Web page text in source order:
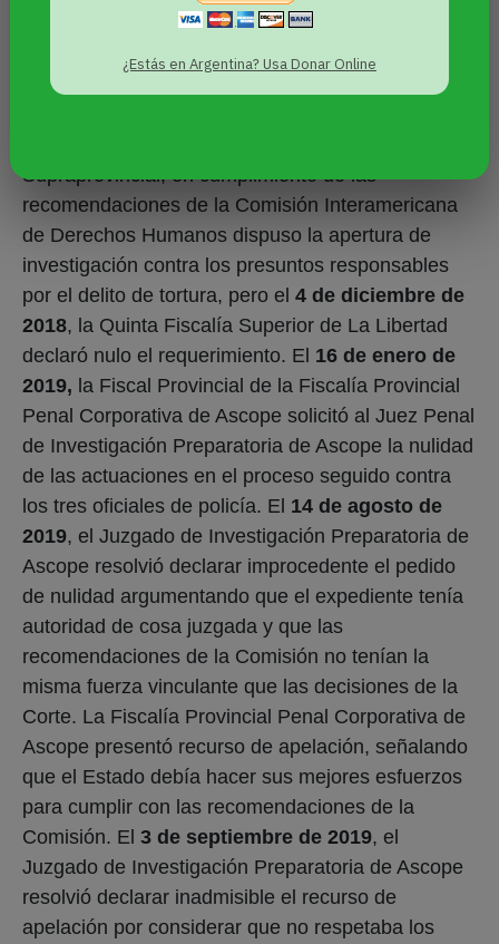
¿Estás en Argentina? Usa Donar Online
recurre a instancias internacionales.
[LEE TAMBIÉN: Por primera vez la violencia
contra personas LGBT llega a la Corte IDH]
Supraprovincial, en cumplimiento de las
recomendaciones de la Comisión Interamericana
de Derechos Humanos dispuso la apertura de
investigación contra los presuntos responsables
por el delito de tortura, pero el 4 de diciembre de
2018, la Quinta Fiscalía Superior de La Libertad
declaró nulo el requerimiento. El 16 de enero de
2019, la Fiscal Provincial de la Fiscalía Provincial
Penal Corporativa de Ascope solicitó al Juez Penal
de Investigación Preparatoria de Ascope la nulidad
de las actuaciones en el proceso seguido contra
los tres oficiales de policía. El 14 de agosto de
2019, el Juzgado de Investigación Preparatoria de
Ascope resolvió declarar improcedente el pedido
de nulidad argumentando que el expediente tenía
autoridad de cosa juzgada y que las
recomendaciones de la Comisión no tenían la
misma fuerza vinculante que las decisiones de la
Corte. La Fiscalía Provincial Penal Corporativa de
Ascope presentó recurso de apelación, señalando
que el Estado debía hacer sus mejores esfuerzos
para cumplir con las recomendaciones de la
Comisión. El 3 de septiembre de 2019, el
Juzgado de Investigación Preparatoria de Ascope
resolvió declarar inadmisible el recurso de
apelación por considerar que no respetaba los